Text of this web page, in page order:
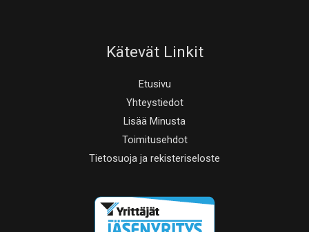
Kätevät Linkit
Etusivu
Yhteystiedot
Lisää Minusta
Toimitusehdot
Tietosuoja ja rekisteriseloste